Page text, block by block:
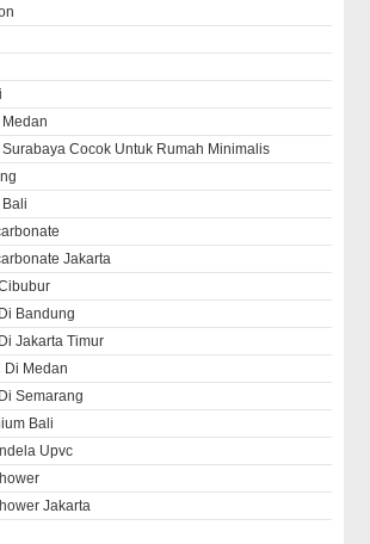
Cocok Untuk Rumah Minimalis
Jakarta
Bandung
Jakarta Timur
Di Medan
Semarang
Bali
Upvc
Jakarta